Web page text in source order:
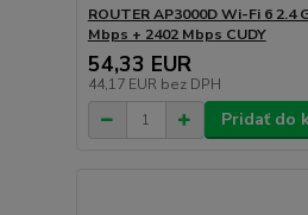
ROUTER AP3000D Wi-Fi 6 2.4
Mbps + 2402 Mbps CUDY
54,33 EUR
44,17 EUR bez DPH
Pridať do